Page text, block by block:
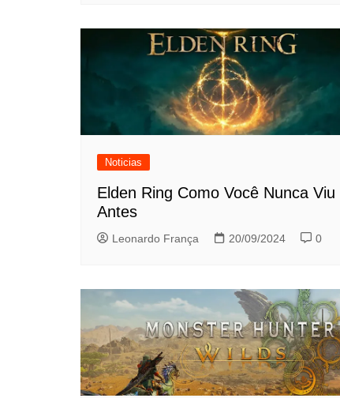
Noticias
Elden Ring Como Você Nunca Viu
Antes
Leonardo França 20/09/2024 0